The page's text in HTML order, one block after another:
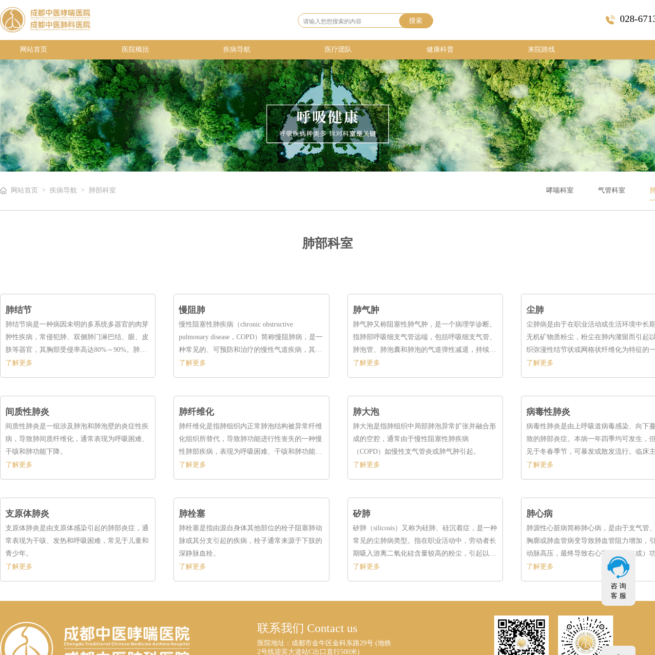
搜索 028-
网站首页 医院概括 疾病导航 医疗团队 健康科普 来院路线
网站首页 > 疾病导航 > 肺部科室 哮喘科室 气管科室
肺部科室
肺结节
肺结节病是一种病因未明的多系统多器官的肉芽
肿性疾病，常侵犯肺、双侧肺门淋巴结、眼、皮
肤等器官，其胸部受侵率高达80%～90%。肺结
节呈世界分布，欧、美发病率较高，东方民族少
了解更多
慢阻肺
慢性阻塞性肺疾病（chronic obstructive
pulmonary disease，COPD）简称慢阻肺病，是一
种常见的、可预防和治疗的慢性气道疾病，其特
征是持续存在的气流受限和相应的呼吸系统症
了解更多
肺气肿
肺气肿又称阻塞性肺气肿，是一个病理学诊断。
指肺部呼吸细支气管远端，包括呼吸细支气管、
肺泡管、肺泡囊和肺泡的气道弹性减退，持续异
常含气量过多、过度膨胀、充气和肺容积增大，
了解更多
尘肺
尘肺病是由于在职业活动或生活环境中长
无机矿物质粉尘，粉尘在肺内潴留而引起
织弥漫性结节状或网格状纤维化为特征的
病。疾病早期，患者可无症状，逐渐出现
了解更多
间质性肺炎
间质性肺炎是一组涉及肺泡和肺泡壁的炎症性疾
病，导致肺间质纤维化，通常表现为呼吸困难、
干咳和肺功能下降。
了解更多
肺纤维化
肺纤维化是指肺组织内正常肺泡结构被异常纤维
化组织所替代，导致肺功能进行性丧失的一种慢
性肺部疾病，表现为呼吸困难、干咳和肺功能下
降。
了解更多
肺大泡
肺大泡是指肺组织中局部肺泡异常扩张并融合形
成的空腔，通常由于慢性阻塞性肺疾病
（COPD）如慢性支气管炎或肺气肿引起。
了解更多
病毒性肺炎
病毒性肺炎是由上呼吸道病毒感染、向下
致的肺部炎症。本病一年四季均可发生，
见于冬春季节，可暴发或散发流行。临床
现为发热、头痛、全身酸痛、干咳及肺浸
了解更多
支原体肺炎
支原体肺炎是由支原体感染引起的肺部炎症，通
常表现为干咳、发热和呼吸困难，常见于儿童和
青少年。
了解更多
肺栓塞
肺栓塞是指由源自身体其他部位的栓子阻塞肺动
脉或其分支引起的疾病，栓子通常来源于下肢的
深静脉血栓。
了解更多
矽肺
矽肺（silicosis）又称为硅肺、硅沉着症，是一种
常见的尘肺病类型。指在职业活动中，劳动者长
期吸入游离二氧化硅含量较高的粉尘，引起以双
肺弥漫结节性肺纤维化为特征的肺纤维化疾病。
了解更多
肺心病
肺源性心脏病简称肺心病，是由于支气管
胸廓或肺血管病变导致肺血管阻力增加，
动脉高压，最终导致右心室结构和（或）
变的疾病。
了解更多
联系我们 Contact us
医院地址：成都市金牛区金科东路29号 (地铁
2号线迎宾大道站C出口直行500米)
咨 询
客 服
028-